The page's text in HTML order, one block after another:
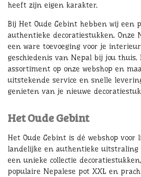
heeft zijn eigen karakter.
Bij Het Oude Gebint hebben wij een
authentieke decoratiestukken. Onze
een ware toevoeging voor je
geschiedenis van Nepal bij jou thuis.
assortiment op onze webshop en
uitstekende service en snelle
genieten van je nieuwe
Het Oude Gebint
Het Oude Gebint is dé webshop
landelijke en authentieke uitstraling
een unieke collectie
populaire Nepalese pot XXL en